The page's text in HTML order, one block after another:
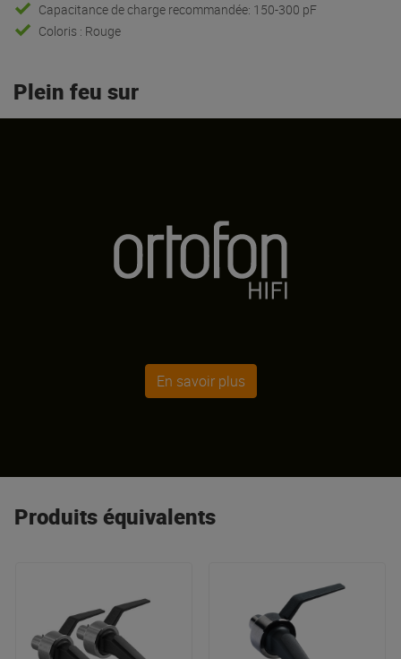
Capacitance de charge recommandée: 150-300 pF
Coloris : Rouge
Plein feu sur
En savoir plus
Produits équivalents